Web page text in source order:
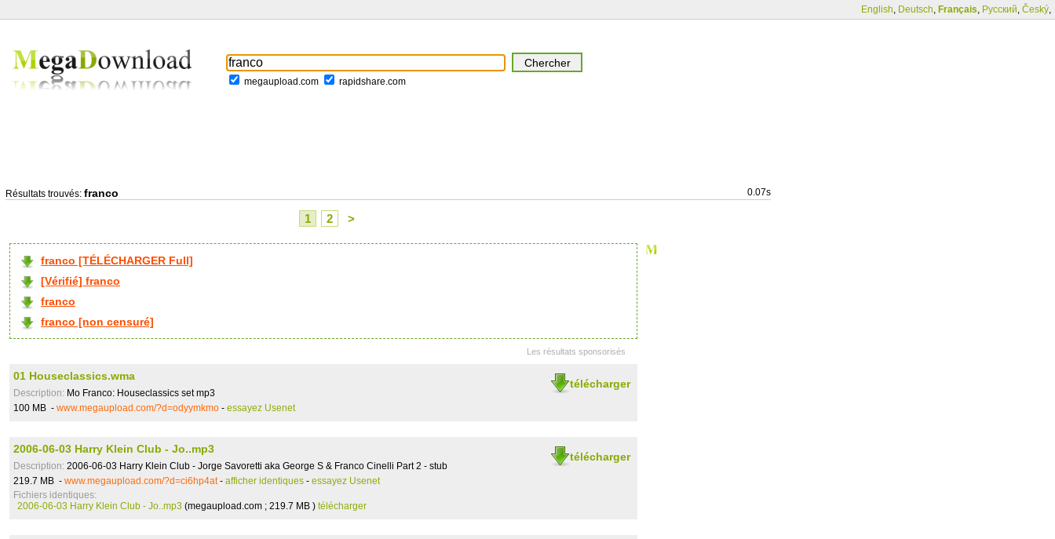
English, Deutsch, Français, Русский, Český,
megaupload.com rapidshare.com
Résultats trouvés: franco 0.07s
1 2 >
franco [TÉLÉCHARGER Full]
[Vérifié] franco
franco
franco [non censuré]
Les résultats sponsorisés
télécharger
01 Houseclassics.wma
Description: Mo Franco: Houseclassics set mp3
100 MB - www.megaupload.com/?d=odyymkmo - essayez Usenet
télécharger
2006-06-03 Harry Klein Club - Jo..mp3
Description: 2006-06-03 Harry Klein Club - Jorge Savoretti aka George S & Franco Cinelli Part 2 - stub
219.7 MB - www.megaupload.com/?d=ci6hp4at - afficher identiques - essayez Usenet
Fichiers identiques:
2006-06-03 Harry Klein Club - Jo..mp3 (megaupload.com ; 219.7 MB ) télécharger